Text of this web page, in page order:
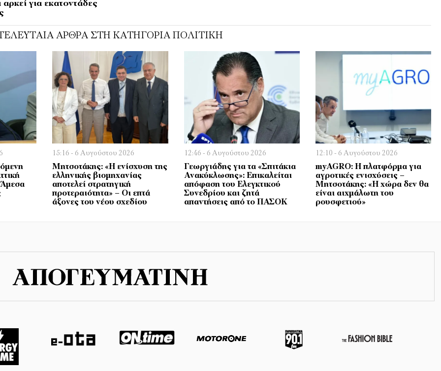
για εκατοντάδες
ΆΡΘΡΑ ΣΤΗ ΚΑΤΗΓΟΡΊΑ ΠΟΛΙΤΙΚΉ
Άμεσα
15:16 - 6 Αυγούστου 2026
Μητσοτάκης: «Η ενίσχυση της
ελληνικής βιομηχανίας
αποτελεί στρατηγική
προτεραιότητα» – Οι επτά
άξονες του νέου σχεδίου
12:46 - 6 Αυγούστου 2026
Γεωργιάδης για τα «Σπιτάκια
Ανακύκλωσης»: Επικαλείται
απόφαση του Ελεγκτικού
Συνεδρίου και ζητά
απαντήσεις από το ΠΑΣΟΚ
12:10 - 6 Αυγούστου 2026
myAGRO: Η πλατφόρμα για
αγροτικές ενισχύσεις –
Μητσοτάκης: «Η χώρα δεν θα
είναι αιχμάλωτη του
ρουσφετιού»